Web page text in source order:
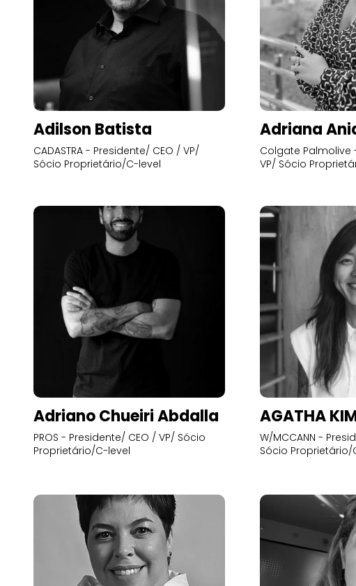
Adilson Batista
CADASTRA - Presidente/ CEO / VP/
Sócio Proprietário/C-level
Adriana
Colgate Palmolive
VP/ Sócio
Adriano Chueiri Abdalla
PROS - Presidente/ CEO / VP/ Sócio
Proprietário/C-level
AGATHA
W/MCCANN -
Sócio Proprietário/